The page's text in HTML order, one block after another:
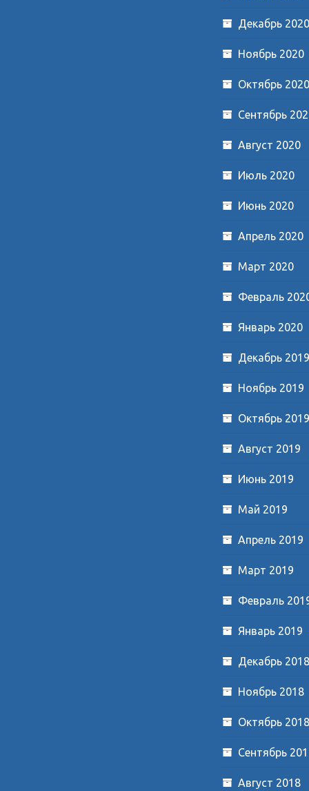
Декабрь 2020
Ноябрь 2020
Октябрь 2020
Сентябрь
Август 2020
Июль 2020
Июнь 2020
Апрель 2020
Март 2020
Февраль
Январь 2020
Декабрь 2019
Ноябрь 2019
Октябрь 2019
Август 2019
Июнь 2019
Май 2019
Апрель 2019
Март 2019
Февраль
Январь 2019
Декабрь 2018
Ноябрь 2018
Октябрь 2018
Сентябрь
Август 2018